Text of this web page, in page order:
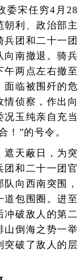
宋任穷4月28
朝利、政治部主
团和二十一团
向南撤退。骑兵
午两点左右撤至
面临被围歼的危
情侦察，作出向
况玉纯亲自充当
！”的号令。
天蔽日，为突
团和二十一团官
向西南突围，
道包围圈。进至
冲破敌人的第二
山倒海之势一举
突破了敌人的层